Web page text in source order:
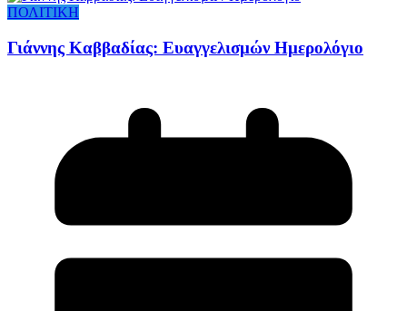
ΠΟΛΙΤΙΚΗ
Γιάννης Καββαδίας: Ευαγγελισμών Ημερολόγιο